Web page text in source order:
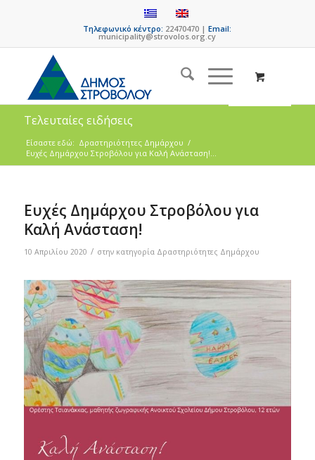
Τηλεφωνικό κέντρο: 22470470 |Email:
municipality@strovolos.org.cy
Τελευταίες ειδήσεις
Είσαστε εδώ: Δραστηριότητες Δημάρχου /
Ευχές Δημάρχου Στροβόλου για Καλή Ανάσταση!...
Ευχές Δημάρχου Στροβόλου για
Καλή Ανάσταση!
10 Απριλίου 2020 / στην κατηγορία Δραστηριότητες Δημάρχου